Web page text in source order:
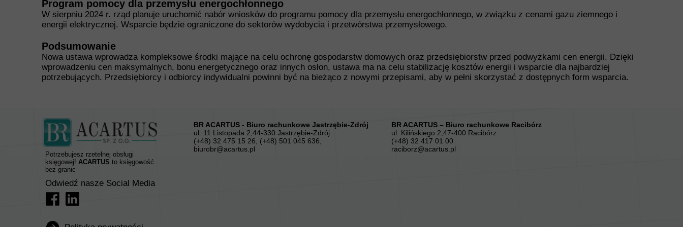
Program pomocy dla przemysłu energochłonnego
W sierpniu 2024 r. rząd planuje uruchomić nabór wniosków do programu pomocy dla przemysłu energochłonnego, w związku z cenami gazu ziemnego i
energii elektrycznej. Wsparcie będzie ograniczone do sektorów wydobycia i przetwórstwa przemysłowego.
Podsumowanie
Nowa ustawa wprowadza kompleksowe środki mające na celu ochronę gospodarstw domowych oraz przedsiębiorstw przed podwyżkami cen energii. Dzięki
wprowadzeniu cen maksymalnych, bonu energetycznego oraz innych osłon, ustawa ma na celu stabilizację kosztów energii i wsparcie dla najbardziej
potrzebujących. Przedsiębiorcy i odbiorcy indywidualni powinni być na bieżąco z nowymi przepisami, aby w pełni skorzystać z dostępnych form wsparcia.
Potrzebujesz rzetelnej obsługi
księgowej! ACARTUS to księgowość
bez granic
BR ACARTUS - Biuro rachunkowe Jastrzębie-Zdrój
ul. 11 Listopada 2,44-330 Jastrzębie-Zdrój
(+48) 32 475 15 26, (+48) 501 045 636,
biurobr@acartus.pl
BR ACARTUS – Biuro rachunkowe Racibórz
ul. Kilińskiego 2,47-400 Racibórz
(+48) 32 417 01 00
raciborz@acartus.pl
Odwiedź nasze Social Media